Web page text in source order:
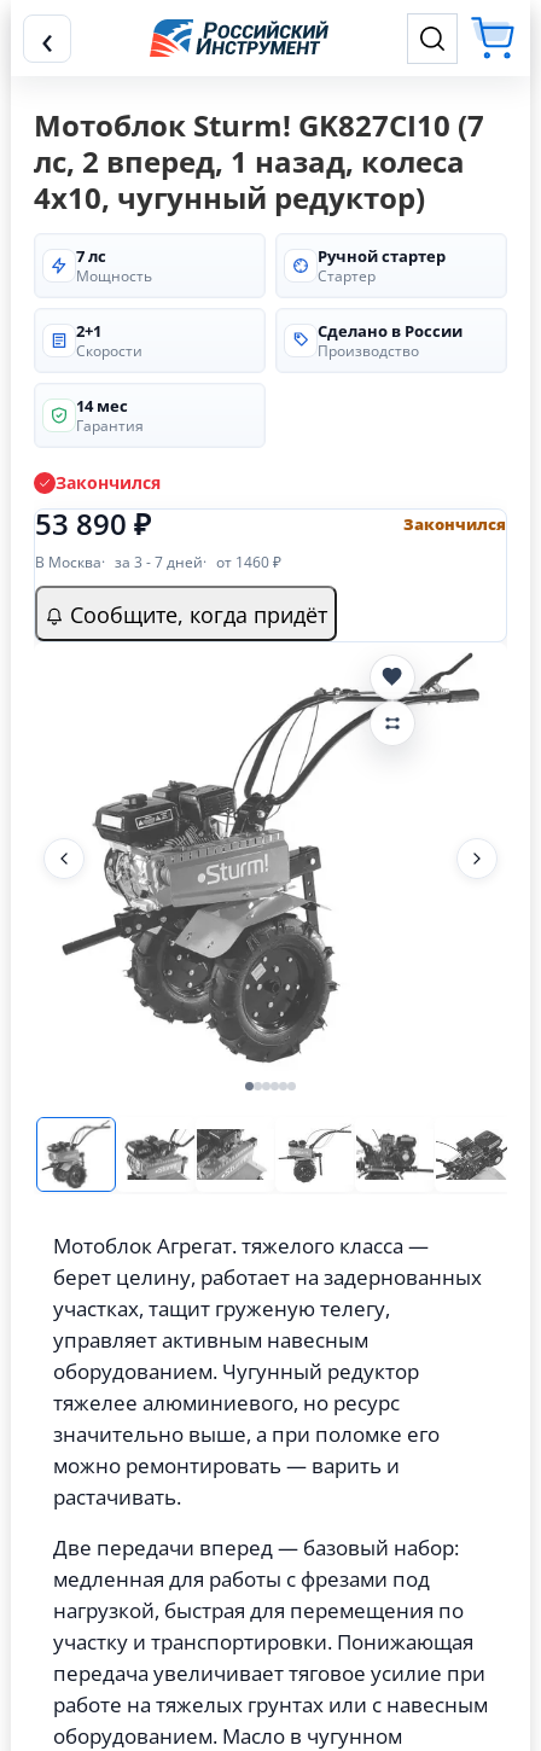
‹
Мотоблок Sturm! GK827CI10 (7
лс, 2 вперед, 1 назад, колеса
4х10, чугунный редуктор)
7 лс
Мощность
Ручной стартер
Стартер
2+1
Скорости
Сделано в России
Производство
14 мес
Гарантия
Закончился
53 890 ₽ Закончился
В Москва за 3 - 7 дней от 1460 ₽
Сообщите, когда придёт
Мотоблок Агрегат. тяжелого класса —
берет целину, работает на задернованных
участках, тащит груженую телегу,
управляет активным навесным
оборудованием. Чугунный редуктор
тяжелее алюминиевого, но ресурс
значительно выше, а при поломке его
можно ремонтировать — варить и
растачивать.
Две передачи вперед — базовый набор:
медленная для работы с фрезами под
нагрузкой, быстрая для перемещения по
участку и транспортировки. Понижающая
передача увеличивает тяговое усилие при
работе на тяжелых грунтах или с навесным
оборудованием. Масло в чугунном